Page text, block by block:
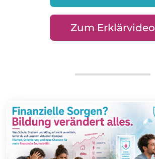
Zum Erklärvideo